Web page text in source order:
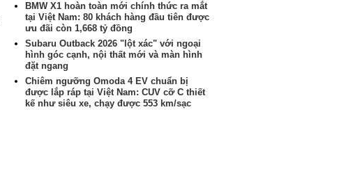
BMW X1 hoàn toàn mới chính thức ra mắt
tại Việt Nam: 80 khách hàng đầu tiên được
ưu đãi còn 1,668 tỷ đồng
Subaru Outback 2026 "lột xác" với ngoại
hình góc cạnh, nội thất mới và màn hình
đặt ngang
Chiêm ngưỡng Omoda 4 EV chuẩn bị
được lắp ráp tại Việt Nam: CUV cỡ C thiết
kế như siêu xe, chạy được 553 km/sạc